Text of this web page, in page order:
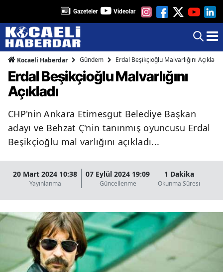
Gazeteler Videolar
Kocaeli Haberdar Gündem Erdal Beşikçioğlu Malvarlığını Açıkladı
Erdal Beşikçioğlu Malvarlığını
Açıkladı
CHP'nin Ankara Etimesgut Belediye Başkan
adayı ve Behzat Ç'nin tanınmış oyuncusu Erdal
Beşikçioğlu mal varlığını açıkladı...
20 Mart 2024 10:38
Yayınlanma
07 Eylül 2024 19:09
Güncellenme
1 Dakika
Okunma Süresi